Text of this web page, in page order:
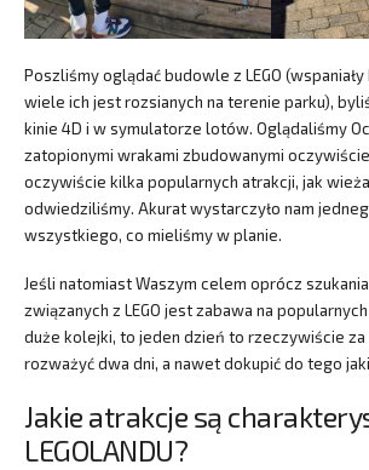
Poszliśmy oglądać budowle z LEGO
wiele ich jest rozsianych na terenie parku),
kinie 4D i w symulatorze lotów. Oglądaliśmy
zatopionymi wrakami zbudowanymi
oczywiście kilka popularnych atrakcji, jak
odwiedziliśmy. Akurat wystarczyło nam
wszystkiego, co mieliśmy w planie.
Jeśli natomiast Waszym celem oprócz
związanych z LEGO jest zabawa na
duże kolejki, to jeden dzień to rzeczywiście za
rozważyć dwa dni, a nawet dokupić do tego
Jakie atrakcje są
LEGOLANDU?